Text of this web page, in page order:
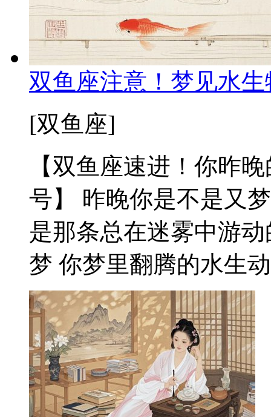
双鱼座注意！梦见水
[双鱼座]
【双鱼座速进！你昨
号】 昨晚你是不是又
是那条总在迷雾中游
梦 你梦里翻腾的水生